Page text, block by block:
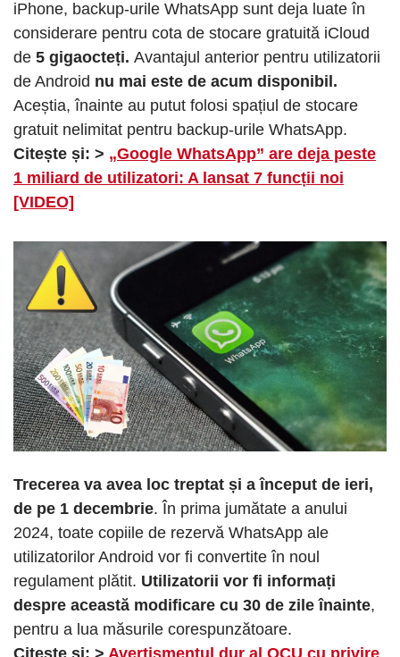
iPhone, backup-urile WhatsApp sunt deja luate în
considerare pentru cota de stocare gratuită iCloud
de 5 gigaocteți. Avantajul anterior pentru utilizatorii
de Android nu mai este de acum disponibil.
Aceștia, înainte au putut folosi spațiul de stocare
gratuit nelimitat pentru backup-urile WhatsApp.
Citește și: > „Google WhatsApp” are deja peste
1 miliard de utilizatori: A lansat 7 funcții noi
[VIDEO]
Trecerea va avea loc treptat și a început de ieri,
de pe 1 decembrie. În prima jumătate a anului
2024, toate copiile de rezervă WhatsApp ale
utilizatorilor Android vor fi convertite în noul
regulament plătit. Utilizatorii vor fi informați
despre această modificare cu 30 de zile înainte,
pentru a lua măsurile corespunzătoare.
Citește și: > Avertismentul dur al OCU cu privire